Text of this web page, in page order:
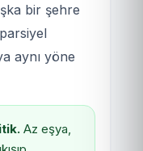
bir şehre
aynı yöne
Az eşya,